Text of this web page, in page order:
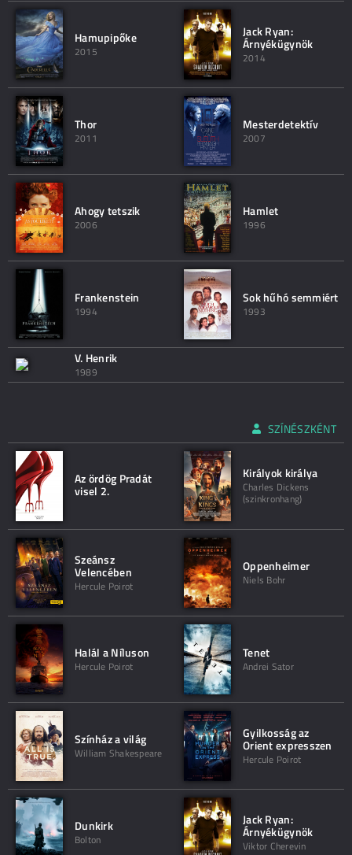
Hamupipőke
2015
Jack Ryan:
Árnyékügynök
2014
Thor
2011
Mesterdetektív
2007
Ahogy tetszik
2006
Hamlet
1996
Frankenstein
1994
Sok hűhó semmiért
1993
V. Henrik
1989
SZÍNÉSZKÉNT
Az ördög Pradát
visel 2.
Királyok királya
Charles Dickens
(szinkronhang)
Szeánsz
Velencében
Hercule Poirot
Oppenheimer
Niels Bohr
Halál a Níluson
Hercule Poirot
Tenet
Andrei Sator
Színház a világ
William Shakespeare
Gyilkosság az
Orient expresszen
Hercule Poirot
Dunkirk
Bolton
Jack Ryan:
Árnyékügynök
Viktor Cherevin